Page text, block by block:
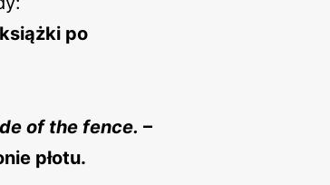
po
of the fence. –
płotu.